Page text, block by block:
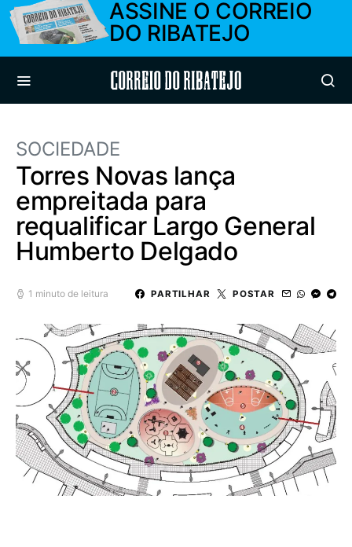
ASSINE O CORREIO
DO RIBATEJO
Correio do Ribatejo
SOCIEDADE
Torres Novas lança
empreitada para
requalificar Largo General
Humberto Delgado
1 minuto de leitura PARTILHAR POSTAR